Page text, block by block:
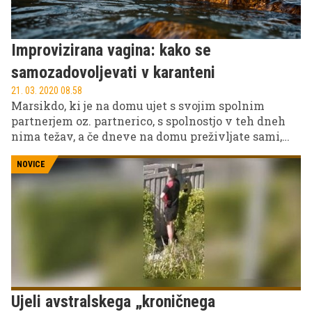
Improvizirana vagina: kako se
samozadovoljevati v karanteni
21. 03. 2020 08.58
Marsikdo, ki je na domu ujet s svojim spolnim
partnerjem oz. partnerico, s spolnostjo v teh dneh
nima težav, a če dneve na domu preživljate sami,
spolno življenje. In ne, za to ne potrebujete
namenskih spolnih pripomočkov, zgolj nitrilne oz.
kirurško sterilne rokavico.
NOVICE
Ujeli avstralskega „kroničnega